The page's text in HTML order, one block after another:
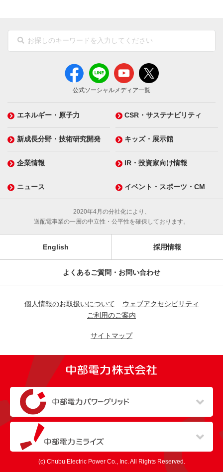
公式ソーシャルメディア一覧
エネルギー・原子力 CSR・サステナビリティ
新成長分野・技術研究開発 キッズ・展示館
企業情報 IR・投資家向け情報
ニュース イベント・スポーツ・CM
2020年4月の分社化により、
送配電事業の一層の中立性・公平性を確保しております。
English 採用情報
よくあるご質問・お問い合わせ
個人情報のお取扱いについて
ウェブアクセシビリティ
ご利用のご案内
サイトマップ
（新しいウィンドウを開きます）
（新しいウィンドウを開きます）
(c) Chubu Electric Power Co., Inc. All Rights Reserved.